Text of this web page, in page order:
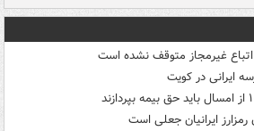
غیرمجاز متوقف نشده است
ایرانی در کویت
ایرانیان جعلی است